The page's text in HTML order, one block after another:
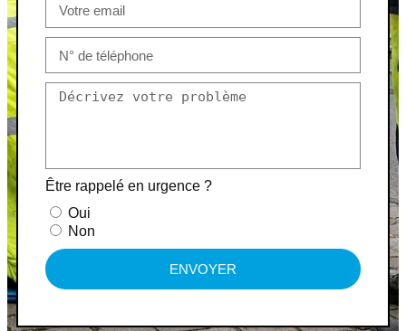
Être rappelé en urgence ?
Oui
Non
ENVOYER